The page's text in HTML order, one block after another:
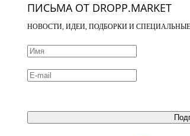
ПИСЬМА ОТ DROPP.MARKET
НОВОСТИ, ИДЕИ, ПОДБОРКИ И